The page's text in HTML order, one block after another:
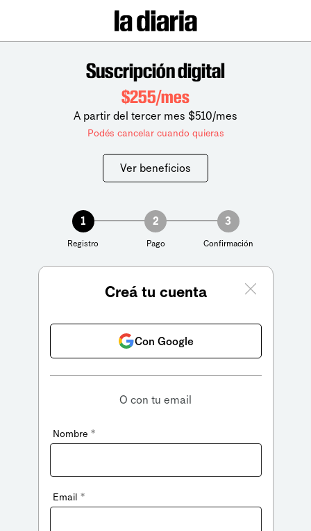
Suscripción digital
$255/mes
A partir del tercer mes $510/mes
Podés cancelar cuando quieras
Ver beneficios
1
Registro
2
Pago
3
Confirmación
Creá tu cuenta
Con Google
O con tu email
Nombre *
Email *